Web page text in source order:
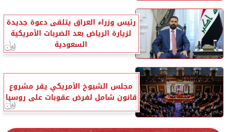
رئيس وزراء العراق يتلقى دعوة جديدة
لزيارة الرياض بعد الضربات الأمريكية
السعودية
مجلس الشيوخ الأمريكي يقر مشروع
قانون شامل لفرض عقوبات على روسيا